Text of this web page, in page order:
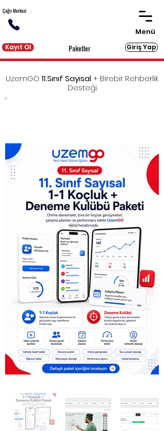
Kayıt Ol Giriş Yap
Menü
Paketler
Çağrı Merkezi
UzemGO 11.Sınıf Sayısal+ Birebir Rehberlik
Desteği